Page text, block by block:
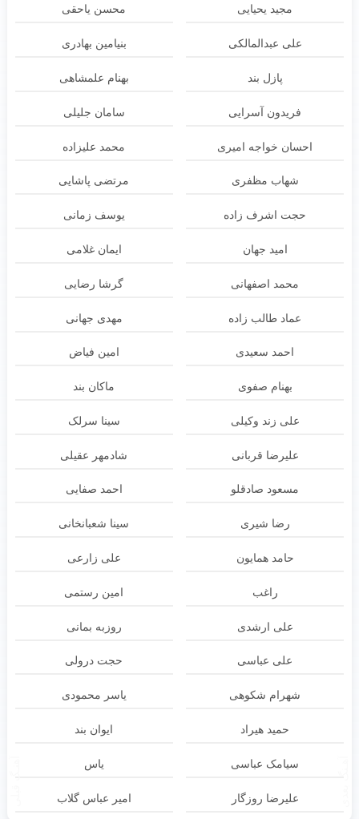
مجید یحیایی محسن یاحقی
علی عبدالمالکی بنیامین بهادری
پازل بند بهنام علمشاهی
فریدون آسرایی سامان جلیلی
احسان خواجه امیری محمد علیزاده
شهاب مظفری مرتضی پاشایی
حجت اشرف زاده یوسف زمانی
امید جهان ایمان غلامی
محمد اصفهانی گرشا رضایی
عماد طالب زاده مهدی جهانی
احمد سعیدی امین فیاض
بهنام صفوی ماکان بند
علی زند وکیلی سینا سرلک
علیرضا قربانی شادمهر عقیلی
مسعود صادقلو احمد صفایی
رضا شیری سینا شعبانخانی
حامد همایون علی زارعی
راغب امین رستمی
علی ارشدی روزبه بمانی
علی عباسی حجت درولی
شهرام شکوهی یاسر محمودی
حمید هیراد ایوان بند
سیامک عباسی یاس
علیرضا روزگار امیر عباس گلاب